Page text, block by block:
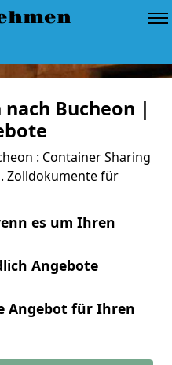
Bucheon |
: Container Sharing
Zolldokumente für
es um Ihren
Angebote
Angebot für Ihren